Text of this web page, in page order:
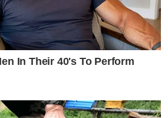
In Their 40's To Perform